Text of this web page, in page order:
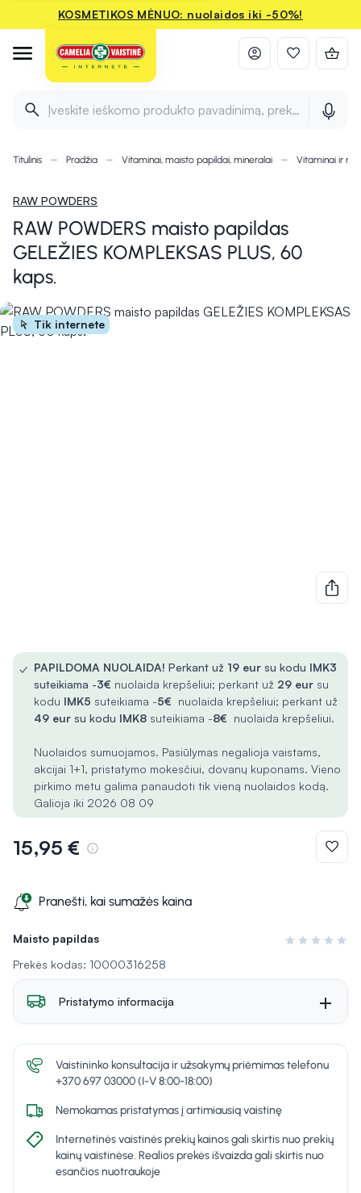
KOSMETIKOS MĖNUO: nuolaidos iki -50%!
Įveskite ieškomo produkto pavadinimą, prekės ženklą ir
Titulinis Pradžia Vitaminai, maisto papildai, mineralai Vitaminai ir
RAW POWDERS
RAW POWDERS maisto papildas
GELEŽIES KOMPLEKSAS PLUS, 60
kaps.
Tik internete
Maisto papildas
Įvertinimas 0
Prekės kodas: 10000316258
✓ PAPILDOMA NUOLAIDA! Perkant už 19 eur su kodu IMK3
suteikiama -3€ nuolaida krepšeliui; perkant už 29 eur su
kodu IMK5 suteikiama -5€ nuolaida krepšeliui; perkant už
49 eur su kodu IMK8 suteikiama -8€ nuolaida krepšeliui.
Nuolaidos sumuojamos. Pasiūlymas negalioja vaistams,
akcijai 1+1, pristatymo mokesčiui, dovanų kuponams. Vieno
pirkimo metu galima panaudoti tik vieną nuolaidos kodą.
Galioja iki 2026 08 09
15,95 €
Pranešti, kai sumažės kaina
Pristatymo informacija
Vaistininko konsultacija ir užsakymų priėmimas telefonu
+370 697 03000 (I-V 8:00-18:00)
Nemokamas pristatymas į artimiausią vaistinę
Internetinės vaistinės prekių kainos gali skirtis nuo prekių
kainų vaistinėse. Realios prekės išvaizda gali skirtis nuo
esančios nuotraukoje